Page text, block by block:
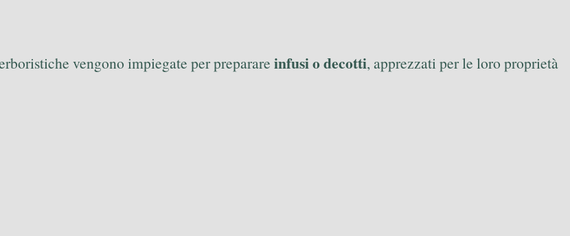
vengono impiegate per preparare infusi o decotti, apprezzati per le loro proprietà